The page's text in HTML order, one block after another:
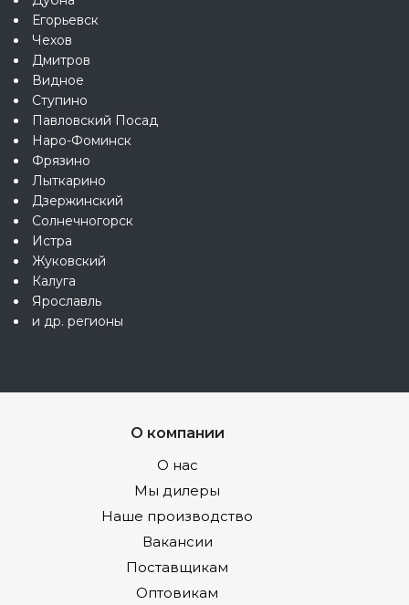
Егорьевск
Чехов
Дмитров
Видное
Ступино
Павловский Посад
Наро-Фоминск
Фрязино
Лыткарино
Дзержинский
Солнечногорск
Истра
Жуковский
Калуга
Ярославль
и др. регионы
О компании
О нас
Мы дилеры
Наше производство
Вакансии
Поставщикам
Оптовикам